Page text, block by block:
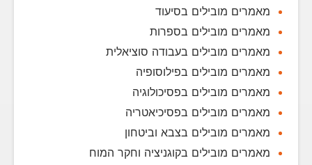
מאמרים מובילים בסיעוד
מאמרים מובילים בספרות
מאמרים מובילים בעבודה סוציאלית
מאמרים מובילים בפילוסופיה
מאמרים מובילים בפסיכולוגיה
מאמרים מובילים בפסיכיאטריה
מאמרים מובילים בצבא וביטחון
מאמרים מובילים בקוגניציה וחקר המוח